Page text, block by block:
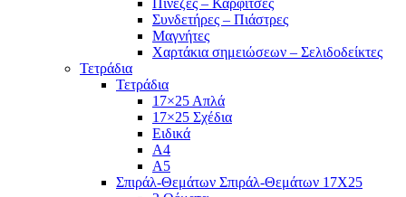
Συνδετήρες – Πιάστρες
Μαγνήτες
Χαρτάκια σημειώσεων – Σελιδοδείκτες
Τετράδια
Τετράδια
17×25 Απλά
17×25 Σχέδια
Ειδικά
Α4
Α5
Σπιράλ-Θεμάτων Σπιράλ-Θεμάτων 17Χ25